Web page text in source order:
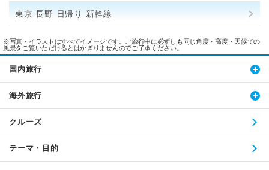
東京 長野 日帰り 新幹線
※写真・イラストはすべてイメージです。ご旅行中に必ずしも同じ角度・高度・天候での
風景をご覧いただけるとはかぎりませんのでご了承ください。
国内旅行
海外旅行
クルーズ
テーマ・目的